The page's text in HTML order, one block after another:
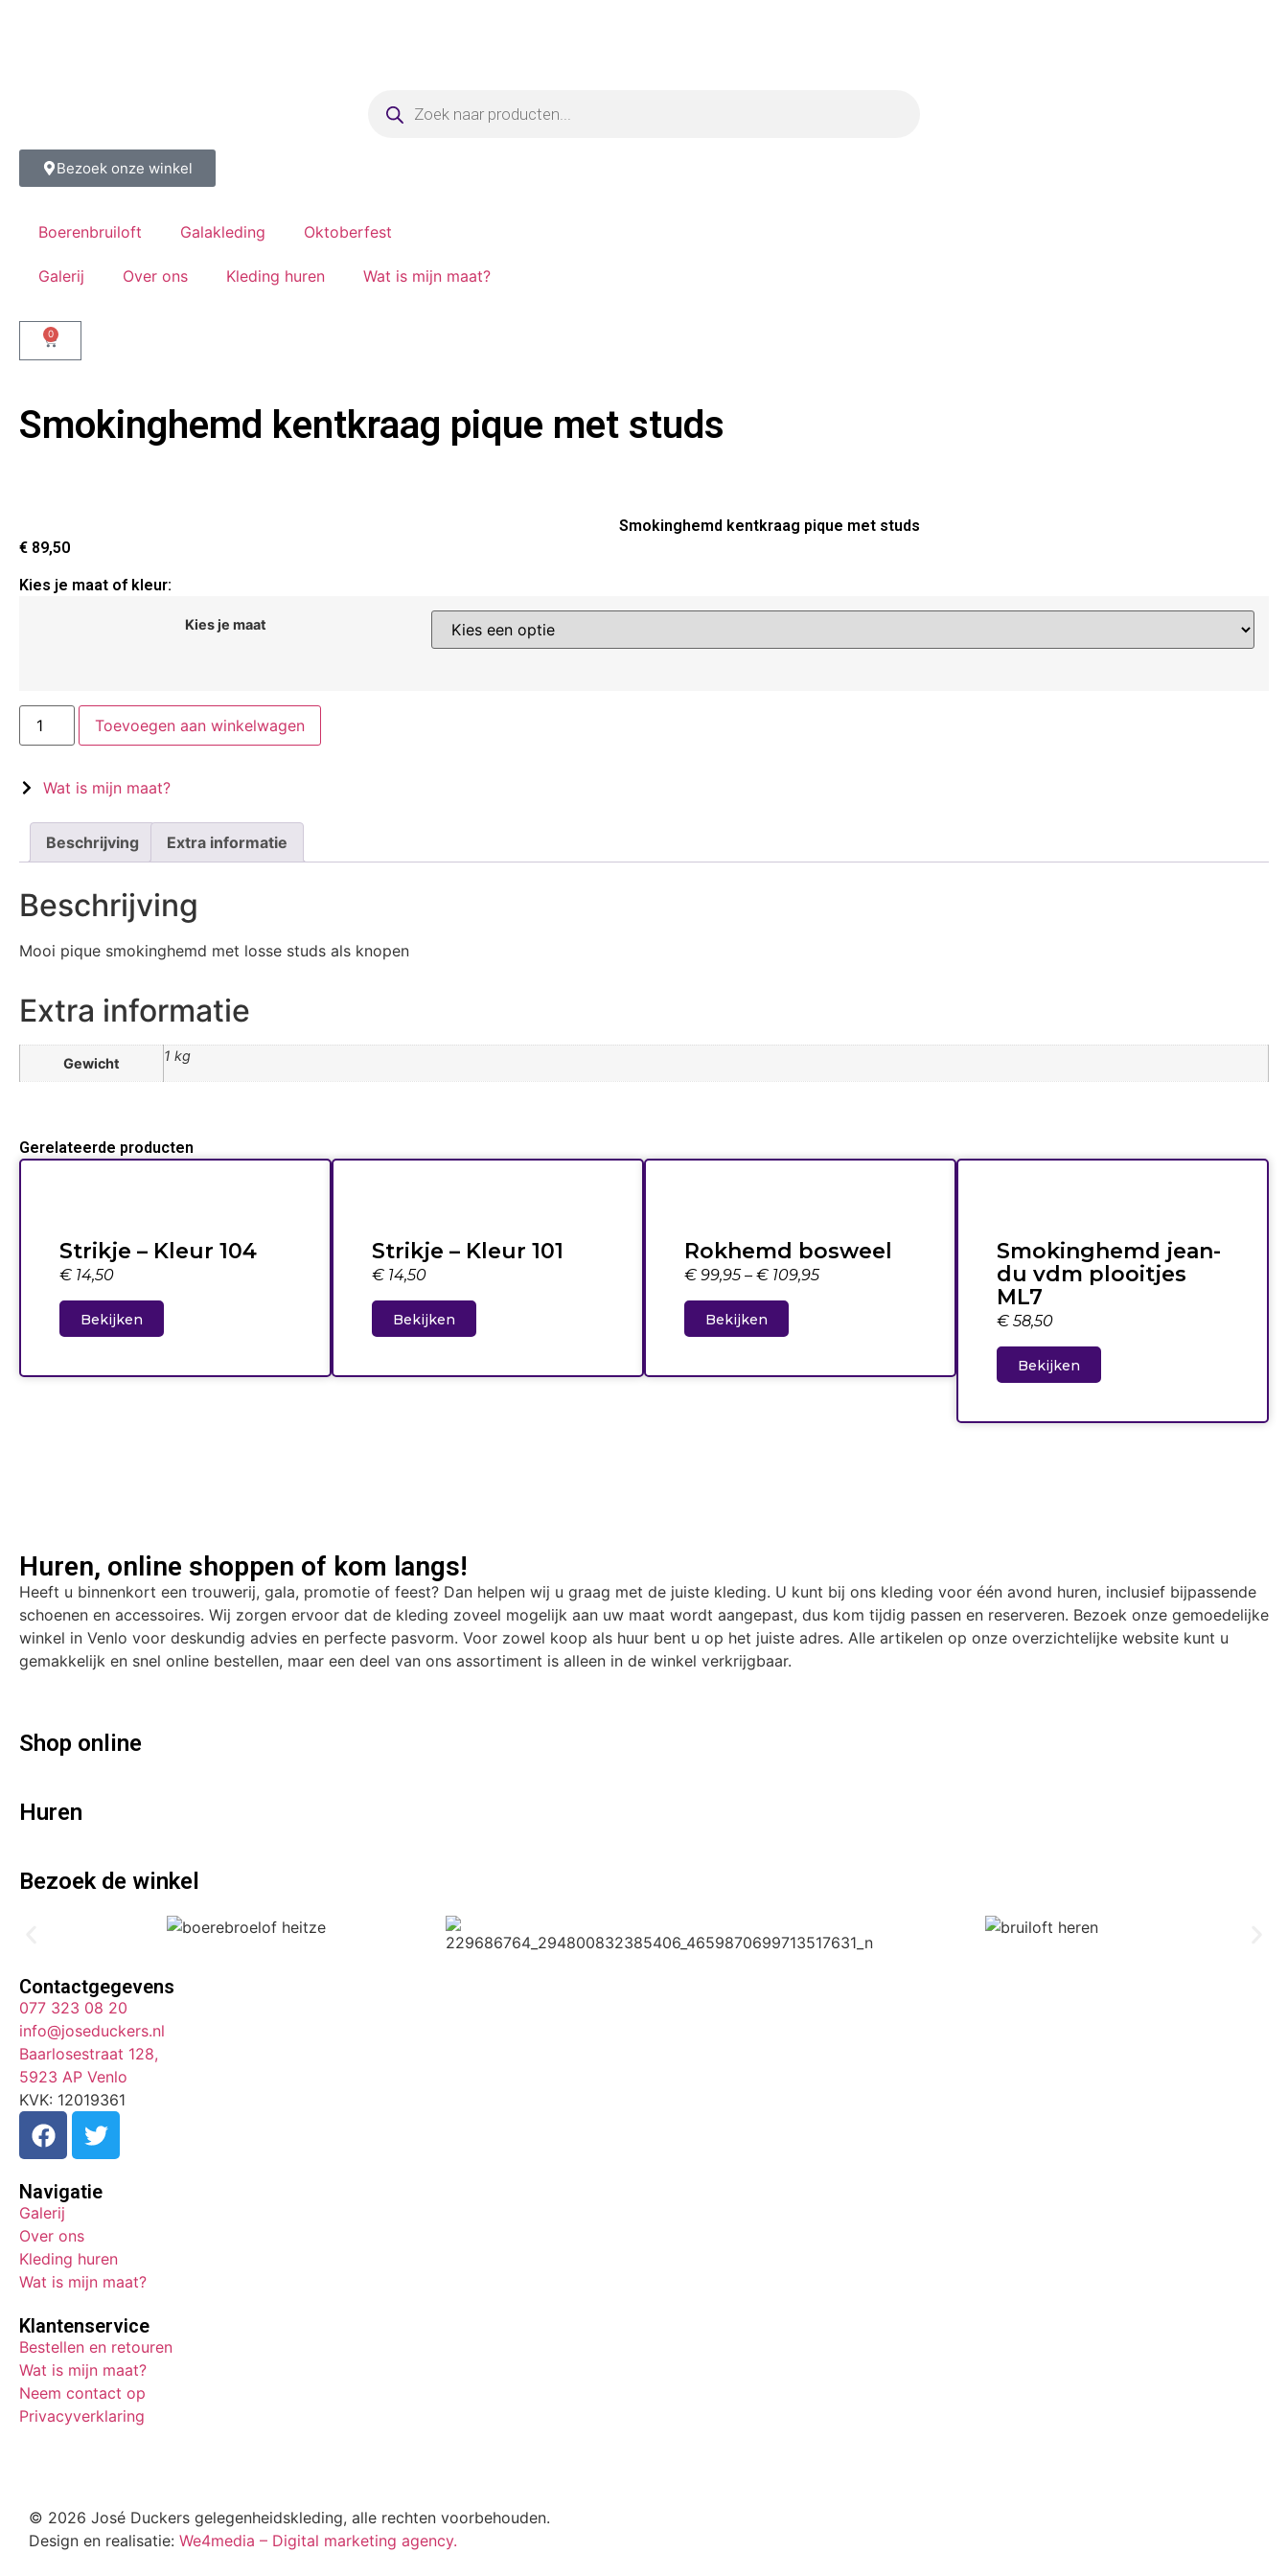
Bezoek onze winkel
Boerenbruiloft Galakleding Oktoberfest
Galerij Over ons Kleding huren Wat is mijn maat?
0
Smokinghemd kentkraag pique met studs
Smokinghemd kentkraag pique met studs
€ 89,50
Kies je maat of kleur:
Kies je maat
Toevoegen aan winkelwagen
Wat is mijn maat?
Beschrijving Extra informatie
Beschrijving
Mooi pique smokinghemd met losse studs als knopen
Extra informatie
Gewicht 1 kg
Gerelateerde producten
Strikje – Kleur 104
€ 14,50
Bekijken
Strikje – Kleur 101
€ 14,50
Bekijken
Rokhemd bosweel
€ 99,95– € 109,95
Bekijken
Smokinghemd jean-
du vdm plooitjes
ML7
€ 58,50
Bekijken
Huren, online shoppen of kom langs!
Heeft u binnenkort een trouwerij, gala, promotie of feest? Dan helpen wij u graag met de juiste kleding. U kunt bij ons kleding voor één avond huren, inclusief bijpassende
schoenen en accessoires. Wij zorgen ervoor dat de kleding zoveel mogelijk aan uw maat wordt aangepast, dus kom tijdig passen en reserveren. Bezoek onze gemoedelijke
winkel in Venlo voor deskundig advies en perfecte pasvorm. Voor zowel koop als huur bent u op het juiste adres. Alle artikelen op onze overzichtelijke website kunt u
gemakkelijk en snel online bestellen, maar een deel van ons assortiment is alleen in de winkel verkrijgbaar.
Shop online
Huren
Bezoek de winkel
Contactgegevens
077 323 08 20
info@joseduckers.nl
Baarlosestraat 128,
5923 AP Venlo
KVK: 12019361
Navigatie
Galerij
Over ons
Kleding huren
Wat is mijn maat?
Klantenservice
Bestellen en retouren
Wat is mijn maat?
Neem contact op
Privacyverklaring
© 2026 José Duckers gelegenheidskleding, alle rechten voorbehouden.
Design en realisatie: We4media – Digital marketing agency.